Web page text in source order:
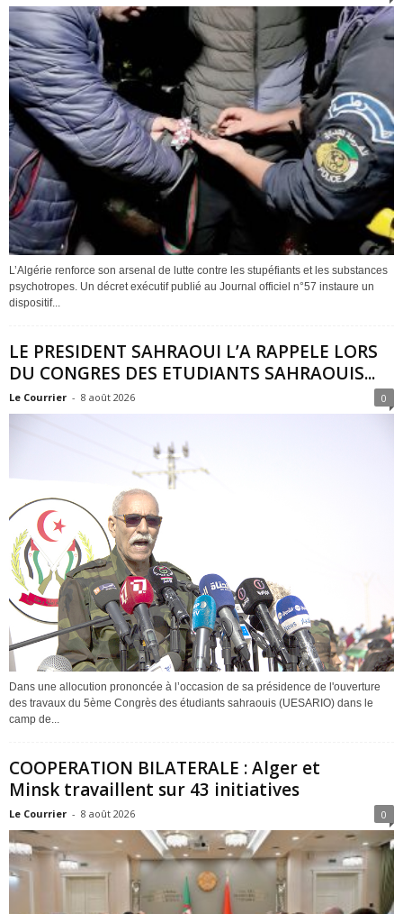
L’Algérie renforce son arsenal de lutte contre les stupéfiants et les substances
psychotropes. Un décret exécutif publié au Journal officiel n°57 instaure un
dispositif...
LE PRESIDENT SAHRAOUI L’A RAPPELE LORS
DU CONGRES DES ETUDIANTS SAHRAOUIS...
Le Courrier - 8 août 2026 0
Dans une allocution prononcée à l’occasion de sa présidence de l'ouverture
des travaux du 5ème Congrès des étudiants sahraouis (UESARIO) dans le
camp de...
COOPERATION BILATERALE : Alger et
Minsk travaillent sur 43 initiatives
Le Courrier - 8 août 2026 0